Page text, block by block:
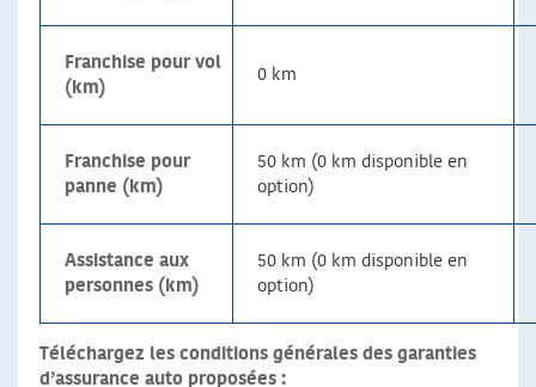
Franchise pour vol
(km)
0 km
Franchise pour
panne (km)
50 km (0 km disponible en
option)
Assistance aux
personnes (km)
50 km (0 km disponible en
option)
Téléchargez les conditions générales des garanties
d’assurance auto proposées :